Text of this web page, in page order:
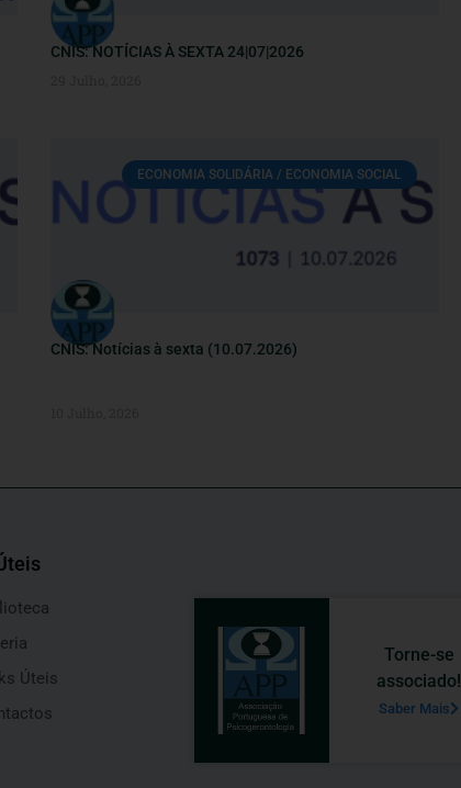
CNIS: NOTÍCIAS À SEXTA 24|07|2026
ECONOMIA SOLIDÁRIA / ECONOMIA SOCIAL
CNIS: Notícias à sexta (10.07.2026)
Úteis
Torne-se
associado!
Saber Mais